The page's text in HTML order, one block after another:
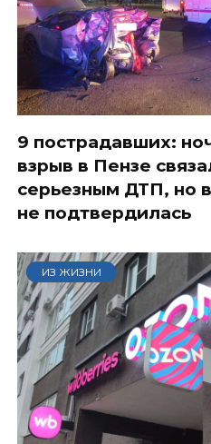
9 пострадавших:
взрыв в Пензе
серьезным ДТП, но
не подтвердилась
ИЗ ЖИЗНИ